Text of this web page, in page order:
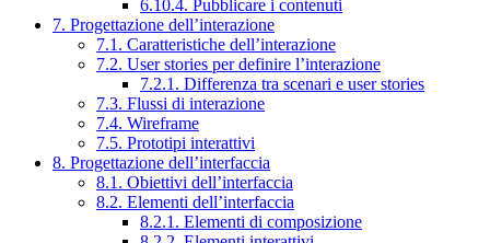
6.10.4. Pubblicare i contenuti
7. Progettazione dell’interazione
7.1. Caratteristiche dell’interazione
7.2. User stories per definire l’interazione
7.2.1. Differenza tra scenari e user stories
7.3. Flussi di interazione
7.4. Wireframe
7.5. Prototipi interattivi
8. Progettazione dell’interfaccia
8.1. Obiettivi dell’interfaccia
8.2. Elementi dell’interfaccia
8.2.1. Elementi di composizione